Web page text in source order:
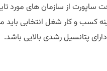
باشد. دریافت ساپورت از سازمان
و کار شغل انتخابی باید
پتانسیل رشدی بالایی باشد.